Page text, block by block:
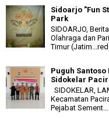
Sidoarjo "Fun
Park
SIDOARJO,
Olahraga dan
Timur
Puguh Santoso
Sidokelar
SIDOKELAR,
Kecamatan
Pejabat Sement...